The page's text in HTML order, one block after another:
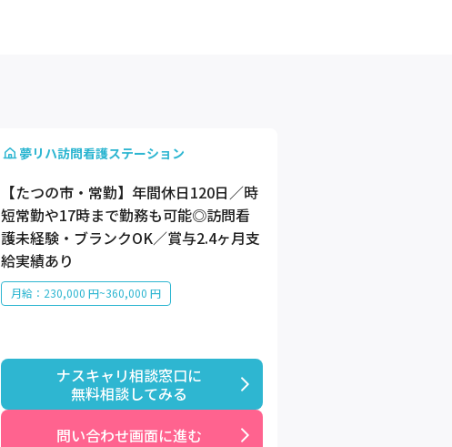
夢リハ訪問看護ステーション
【たつの市・常勤】年間休日120日／時
短常勤や17時まで勤務も可能◎訪問看
護未経験・ブランクOK／賞与2.4ヶ月支
給実績あり
月給：230,000 円~360,000 円
ナスキャリ相談窓口に
無料相談してみる
問い合わせ画面に進む